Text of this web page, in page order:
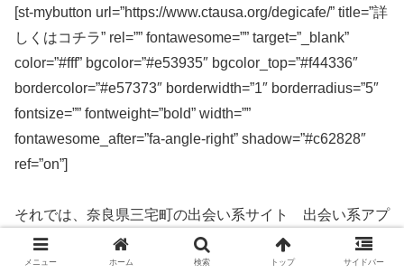
[st-mybutton url=”https://www.ctausa.org/degicafe/” title=”詳
しくはコチラ” rel=”” fontawesome=”” target=”_blank”
color=”#fff” bgcolor=”#e53935″ bgcolor_top=”#f44336″
bordercolor=”#e57373″ borderwidth=”1″ borderradius=”5″
fontsize=”” fontweight=”bold” width=””
fontawesome_after=”fa-angle-right” shadow=”#c62828″
ref=”on”]
それでは、奈良県三宅町の出会い系サイト 出会い系アプ
リを実際に使ってみた感想などを解説します。
メニュー ホーム 検索 トップ サイドバー